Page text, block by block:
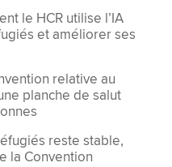
le HCR utilise l’IA
et améliorer ses
relative au
planche de salut
reste stable,
la Convention